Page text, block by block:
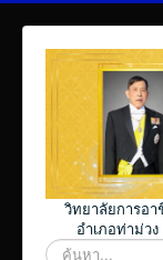
วิทยาลัยการอ
อำเภอท่าม่ว
ค้นหา...